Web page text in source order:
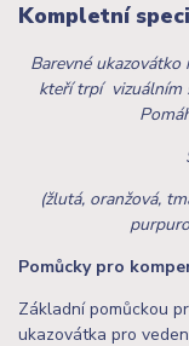
Kompletní
Barevné
kteří trpí vizuálním
(žlutá, oranžová,
Pomůcky pro
Základní pomůckou
ukazovátka pro